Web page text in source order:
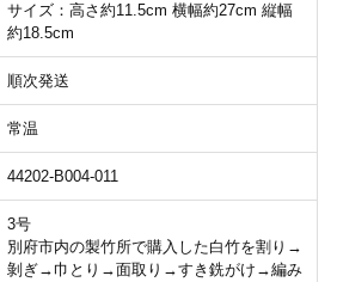
サイズ：高さ約11.5cm 横幅約27cm 縦幅
約18.5cm
順次発送
常温
44202-B004-011
3号
別府市内の製竹所で購入した白竹を割り→
剝ぎ→巾とり→面取り→すき銑がけ→編み